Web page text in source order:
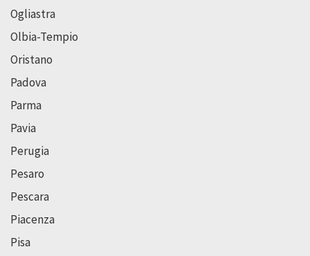
Ogliastra
Olbia-Tempio
Oristano
Padova
Parma
Pavia
Perugia
Pesaro
Pescara
Piacenza
Pisa